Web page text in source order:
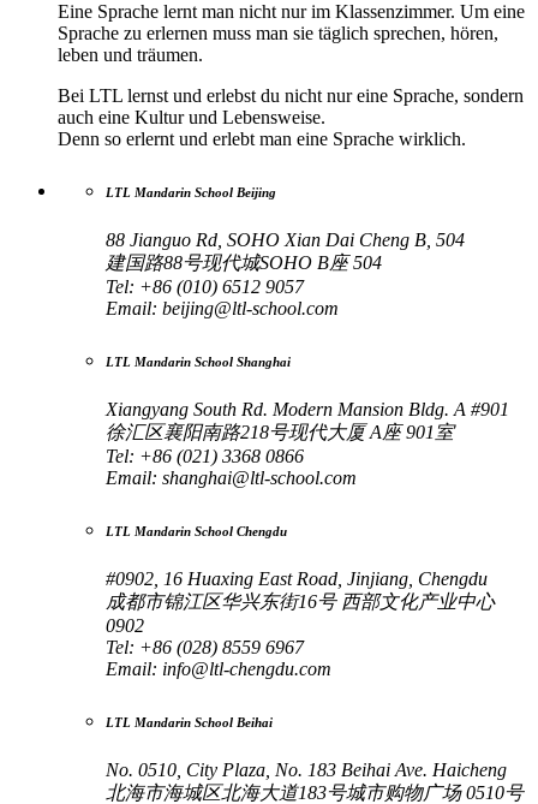
Eine Sprache lernt man nicht nur im Klassenzimmer. Um eine
Sprache zu erlernen muss man sie täglich sprechen, hören,
leben und träumen.
Bei LTL lernst und erlebst du nicht nur eine Sprache, sondern
auch eine Kultur und Lebensweise.
Denn so erlernt und erlebt man eine Sprache wirklich.
LTL Mandarin School Beijing
88 Jianguo Rd, SOHO Xian Dai Cheng B, 504
建国路88号现代城SOHO B座 504
Tel: +86 (010) 6512 9057
Email: beijing@ltl-school.com
LTL Mandarin School Shanghai
Xiangyang South Rd. Modern Mansion Bldg. A #901
徐汇区襄阳南路218号现代大厦 A座 901室
Tel: +86 (021) 3368 0866
Email: shanghai@ltl-school.com
LTL Mandarin School Chengdu
#0902, 16 Huaxing East Road, Jinjiang, Chengdu
成都市锦江区华兴东街16号 西部文化产业中心
0902
Tel: +86 (028) 8559 6967
Email: info@ltl-chengdu.com
LTL Mandarin School Beihai
No. 0510, City Plaza, No. 183 Beihai Ave. Haicheng
北海市海城区北海大道183号城市购物广场 0510号